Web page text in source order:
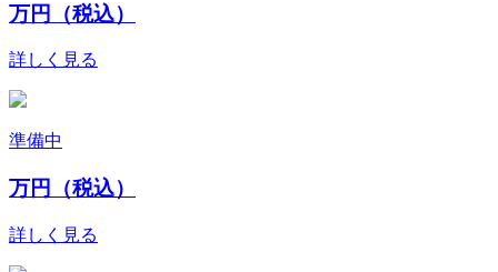
万円（税込）
詳しく見る
準備中
万円（税込）
詳しく見る